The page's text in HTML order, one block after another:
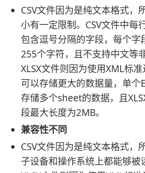
CSV文件因为是纯文本格式，
小有一定限制。CSV文件中每
包含逗号分隔的字段，每个字
255个字符，且不支持中文等
XLSX文件则因为使用XML标准
可以存储更大的数据量，单个
存储多个sheet的数据，且
段最大长度为2MB。
兼容性不同
CSV文件因为是纯文本格式，
子设备和操作系统上都能够被